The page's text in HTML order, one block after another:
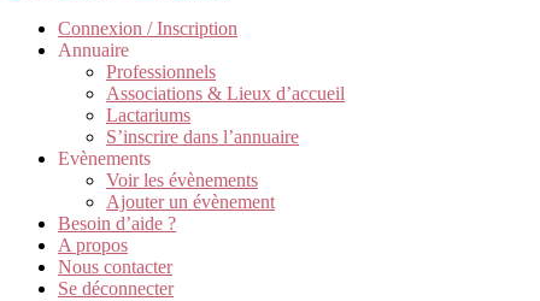
Connexion / Inscription
Annuaire
Professionnels
Associations & Lieux d’accueil
Lactariums
S’inscrire dans l’annuaire
Evènements
Voir les évènements
Ajouter un évènement
Besoin d’aide ?
A propos
Nous contacter
Se déconnecter